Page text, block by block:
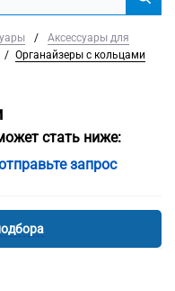
/
Аксессуары для
/ Органайзеры с кольцами
стать ниже:
запрос